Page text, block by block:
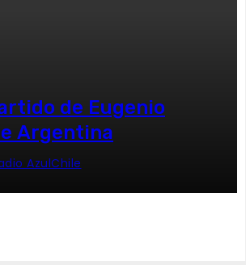
de Eugenio
Argentina
AzulChile